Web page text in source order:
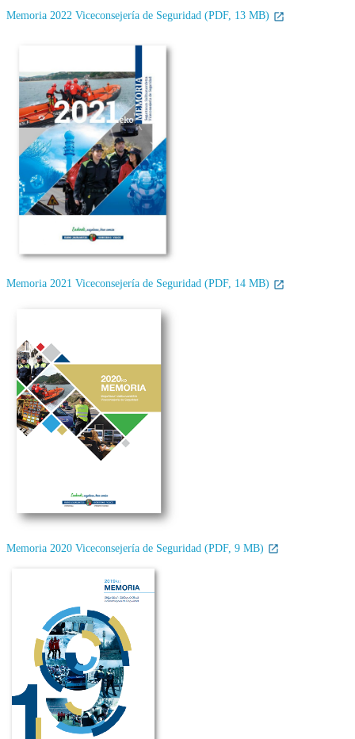
Memoria 2022 Viceconsejería de Seguridad (PDF, 13 MB)
Memoria 2021 Viceconsejería de Seguridad (PDF, 14 MB)
Memoria 2020 Viceconsejería de Seguridad (PDF, 9 MB)